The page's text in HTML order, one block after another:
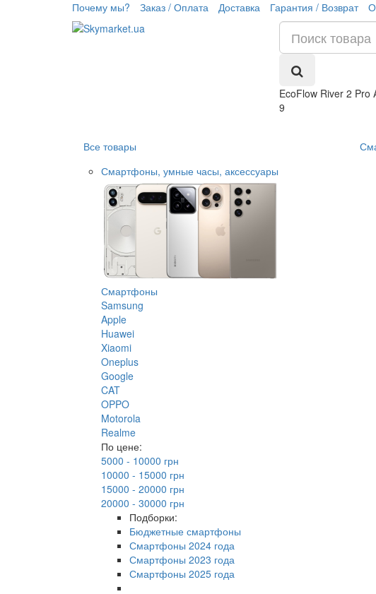
Почему мы? Заказ / Оплата Доставка Гарантия / Возврат
EcoFlow River 2 Pro
9
Все товары
Смартфоны, умные часы, аксессуары
Смартфоны
Samsung
Apple
Huawei
Xiaomi
Oneplus
Google
CAT
OPPO
Motorola
Realme
По цене:
5000 - 10000 грн
10000 - 15000 грн
15000 - 20000 грн
20000 - 30000 грн
Подборки:
Бюджетные смартфоны
Смартфоны 2024 года
Смартфоны 2023 года
Смартфоны 2025 года